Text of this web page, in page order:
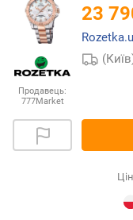
Продавець:
777Market
23